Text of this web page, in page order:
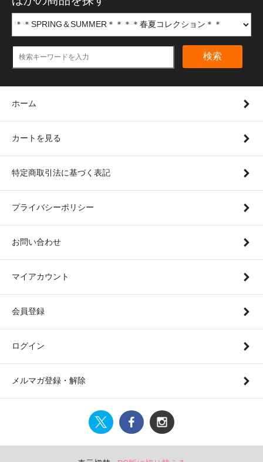
検索
ホーム
カートを見る
特定商取引法に基づく表記
プライバシーポリシー
お問い合わせ
マイアカウント
会員登録
ログイン
メルマガ登録・解除